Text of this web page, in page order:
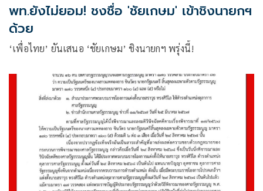
พท.ยังไม่ยอม! ชงชื่อ 'ชัยเกษม' เข้าชิงนายกฯ
ด้วย
‘เพื่อไทย’ ยันเสนอ ‘ชัยเกษม’ ชิงนายกฯ พรุ่งนี้!